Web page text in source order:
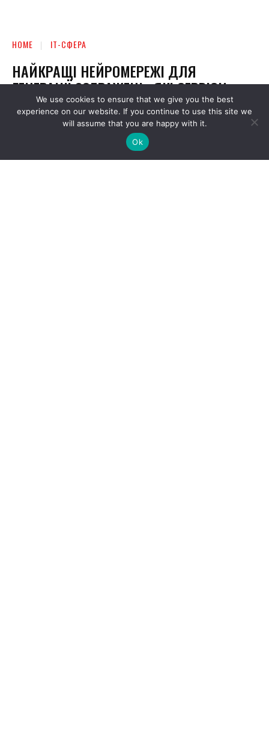
We use cookies to ensure that we give you the best
experience on our website. If you continue to use this site we
will assume that you are happy with it.
Ok